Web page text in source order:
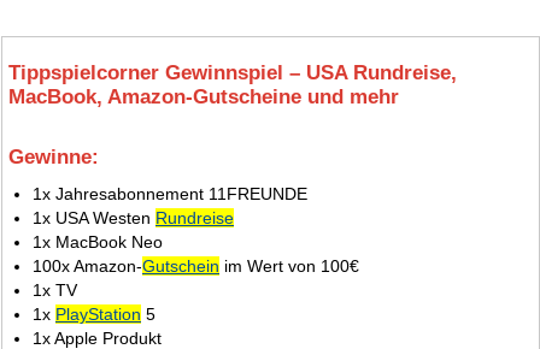
Tippspielcorner Gewinnspiel – USA Rundreise,
MacBook, Amazon-Gutscheine und mehr
Gewinne:
1x Jahresabonnement 11FREUNDE
1x USA Westen Rundreise
1x MacBook Neo
100x Amazon-Gutschein im Wert von 100€
1x TV
1x PlayStation 5
1x Apple Produkt